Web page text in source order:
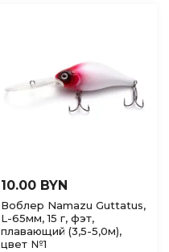
10.00 BYN
Воблер Namazu Guttatus,
L-65мм, 15 г, фэт,
плавающий (3,5-5,0м),
цвет №1